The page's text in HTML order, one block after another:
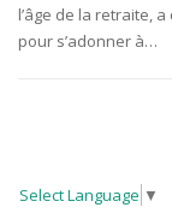
l’âge de la retraite,
pour s’adonner à…
Select Language ▼